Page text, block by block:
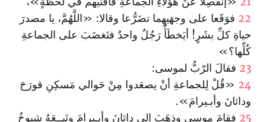
22 فوَقَعا على وجهَيهِما تضَرُّعا وقالا: «اللَّهُمَّ، يا مصدرَ
حياةِ كلِّ بشَرٍ! أيَخطَأُ رَجُلٌ واحدٌ فتَغضَبَ على الجماعةِ
كُلِّها؟»
23 فقالَ الرّبُّ لموسى:
24 «قُلْ لِلجماعةِ أنْ يصعَدوا مِنْ حَوالي مَسكِنِ قورَحَ
وداثانَ وأبـيرامَ».
25 فقامَ موسى وذهَبَ إلى داثانَ وأبـيرامَ وتَبِــعَهُ شيوخُ